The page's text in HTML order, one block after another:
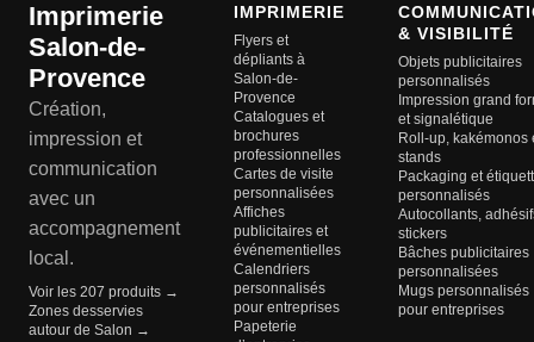
Imprimerie
Salon-de-
Provence
Création,
impression et
communication
avec un
accompagnement
local.
Voir les 207 produits →
Zones desservies
autour de Salon →
IMPRIMERIE
Flyers et
dépliants à
Salon-de-
Provence
Catalogues et
brochures
professionnelles
Cartes de visite
personnalisées
Affiches
publicitaires et
événementielles
Calendriers
personnalisés
pour entreprises
Papeterie
& VISIBILITÉ
Objets publicitaires
personnalisés
Impression grand
et signalétique
Roll-up, kakémonos
stands
Packaging et
personnalisés
Autocollants,
stickers
Bâches publicitaires
personnalisées
Mugs personnalisés
pour entreprises